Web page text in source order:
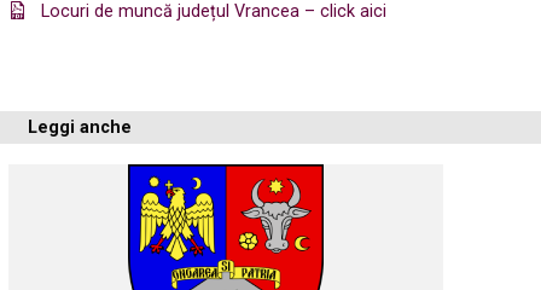
Locuri de muncă județul Vrancea – click aici
Leggi anche